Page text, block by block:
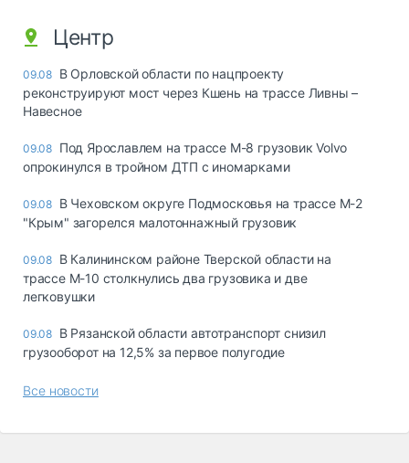
Центр
09.08 В Орловской области по нацпроекту
реконструируют мост через Кшень на трассе Ливны –
Навесное
09.08 Под Ярославлем на трассе М-8 грузовик Volvo
опрокинулся в тройном ДТП с иномарками
09.08 В Чеховском округе Подмосковья на трассе М-2
"Крым" загорелся малотоннажный грузовик
09.08 В Калининском районе Тверской области на
трассе М-10 столкнулись два грузовика и две
легковушки
09.08 В Рязанской области автотранспорт снизил
грузооборот на 12,5% за первое полугодие
Все новости